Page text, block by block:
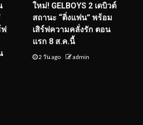
ฟ
ใหม่! GELBOYS 2 เดบิวต์
สถานะ “ติ่งแฟน” พร้อม
เสิร์ฟความคลั่งรัก ตอน
แรก 8 ส.ค.นี้
2 วัน ago admin